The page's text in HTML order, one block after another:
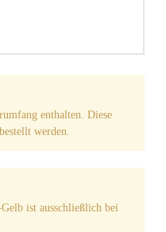
enthalten. Diese
werden.
ist ausschließlich bei